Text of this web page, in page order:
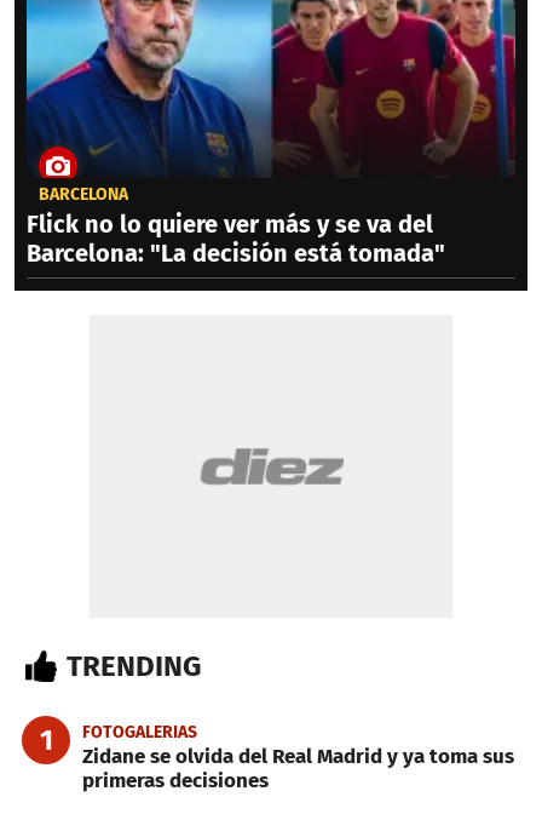
BARCELONA
Flick no lo quiere ver más y se va del
Barcelona: "La decisión está tomada"
TRENDING
1 FOTOGALERIAS
Zidane se olvida del Real Madrid y ya toma sus
primeras decisiones